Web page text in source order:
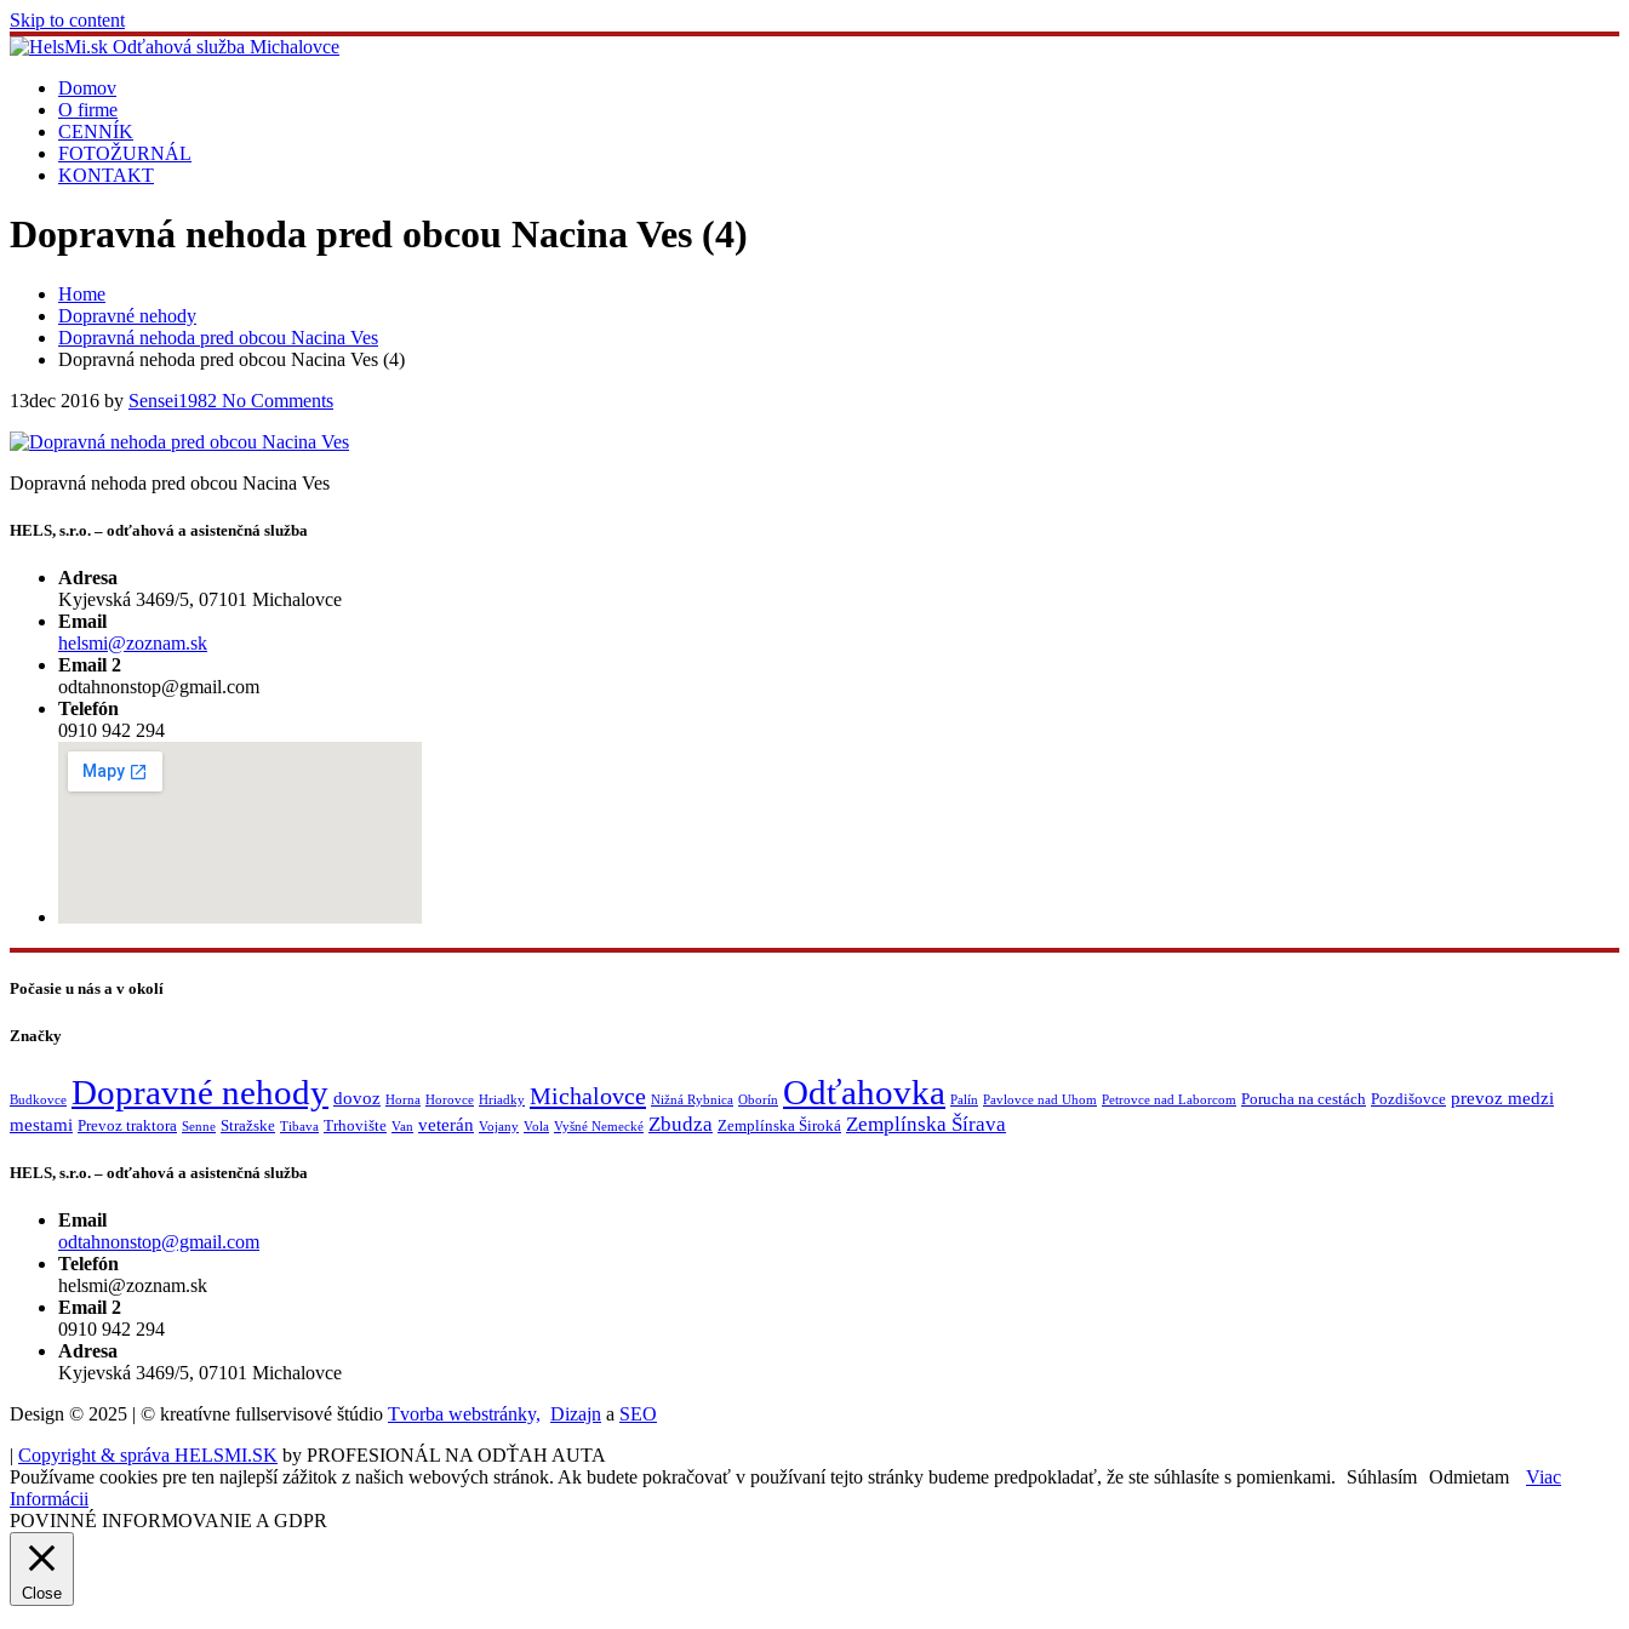
Skip to content
Domov
O firme
CENNÍK
FOTOŽURNÁL
KONTAKT
Dopravná nehoda pred obcou Nacina Ves (4)
Home
Dopravné nehody
Dopravná nehoda pred obcou Nacina Ves
Dopravná nehoda pred obcou Nacina Ves (4)
13dec 2016 by Sensei1982 No Comments
Dopravná nehoda pred obcou Nacina Ves
HELS, s.r.o. – odťahová a asistenčná služba
Adresa
Kyjevská 3469/5, 07101 Michalovce
Email
helsmi@zoznam.sk
Email 2
odtahnonstop@gmail.com
Telefón
0910 942 294
Počasie u nás a v okolí
Značky
Budkovce Dopravné nehody dovoz Horna Horovce Hriadky Michalovce Nižná Rybnica Oborín Odťahovka Palín Pavlovce nad Uhom Petrovce nad Laborcom Porucha na cestách Pozdišovce prevoz medzi
mestami Prevoz traktora Senne Stražske Tibava Trhovište Van veterán Vojany Vola Vyšné Nemecké Zbudza Zemplínska Široká Zemplínska Šírava
HELS, s.r.o. – odťahová a asistenčná služba
Email
odtahnonstop@gmail.com
Telefón
helsmi@zoznam.sk
Email 2
0910 942 294
Adresa
Kyjevská 3469/5, 07101 Michalovce
Design © 2025 | © kreatívne fullservisové štúdio Tvorba webstránky, Dizajn a SEO
| Copyright & správa HELSMI.SK by PROFESIONÁL NA ODŤAH AUTA
Používame cookies pre ten najlepší zážitok z našich webových stránok. Ak budete pokračovať v používaní tejto stránky budeme predpokladať, že ste súhlasíte s pomienkami.
Súhlasím Odmietam
Viac
Informácii
POVINNÉ INFORMOVANIE A GDPR
Close